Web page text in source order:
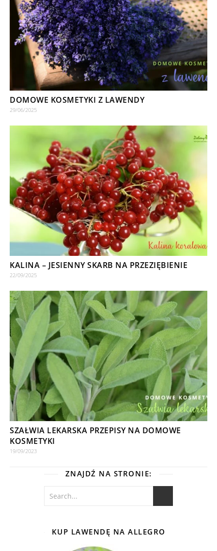
DOMOWE KOSMETYKI Z LAWENDY
29/06/2025
KALINA – JESIENNY SKARB NA PRZEZIĘBIENIE
22/09/2025
SZAŁWIA LEKARSKA PRZEPISY NA DOMOWE
KOSMETYKI
19/09/2023
ZNAJDŹ NA STRONIE:
KUP LAWENDĘ NA ALLEGRO